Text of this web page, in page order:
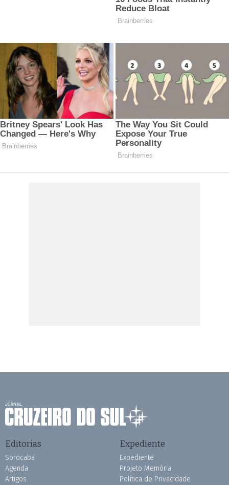
Editorias
Sorocaba
Agenda
Artigos
Expediente
Expediente
Projeto Memória
Política de Privacidade